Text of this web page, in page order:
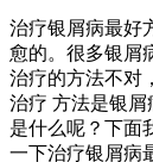
治疗银屑病最好
愈的。很多银屑
治疗的方法不对
治疗 方法是银
是什么呢？下面
一下治疗银屑病